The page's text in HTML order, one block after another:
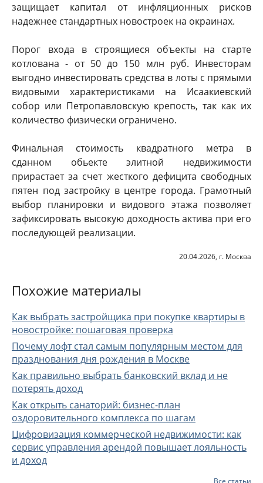
защищает капитал от инфляционных рисков
надежнее стандартных новостроек на окраинах.
Порог входа в строящиеся объекты на старте
котлована - от 50 до 150 млн руб. Инвесторам
выгодно инвестировать средства в лоты с прямыми
видовыми характеристиками на Исаакиевский
собор или Петропавловскую крепость, так как их
количество физически ограничено.
Финальная стоимость квадратного метра в
сданном обьекте элитной недвижимости
прирастает за счет жесткого дефицита свободных
пятен под застройку в центре города. Грамотный
выбор планировки и видового этажа позволяет
зафиксировать высокую доходность актива при его
последующей реализации.
20.04.2026, г. Москва
Похожие материалы
Как выбрать застройщика при покупке квартиры в
новостройке: пошаговая проверка
Почему лофт стал самым популярным местом для
празднования дня рождения в Москве
Как правильно выбрать банковский вклад и не
потерять доход
Как открыть санаторий: бизнес-план
оздоровительного комплекса по шагам
Цифровизация коммерческой недвижимости: как
сервис управления арендой повышает лояльность
и доход
Все статьи